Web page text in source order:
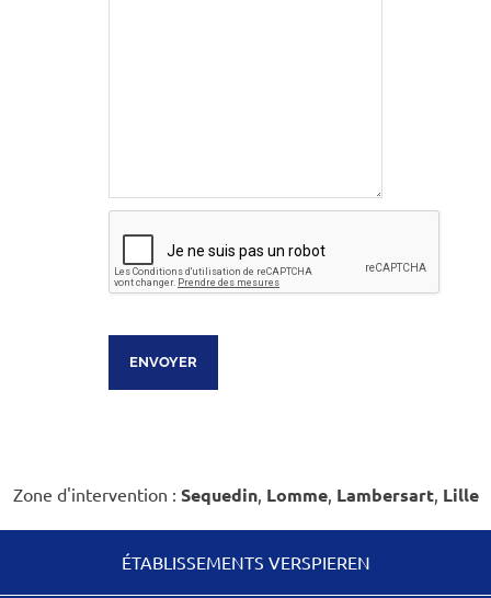
Zone d'intervention : Sequedin, Lomme, Lambersart, Lille
ÉTABLISSEMENTS VERSPIEREN